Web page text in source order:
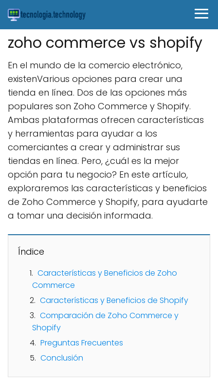
zoho commerce vs shopify
En el mundo de la comercio electrónico,
existenVarious opciones para crear una
tienda en línea. Dos de las opciones más
populares son Zoho Commerce y Shopify.
Ambas plataformas ofrecen características
y herramientas para ayudar a los
comerciantes a crear y administrar sus
tiendas en línea. Pero, ¿cuál es la mejor
opción para tu negocio? En este artículo,
exploraremos las características y beneficios
de Zoho Commerce y Shopify, para ayudarte
a tomar una decisión informada.
Índice
Características y Beneficios de Zoho
Commerce
Características y Beneficios de Shopify
Comparación de Zoho Commerce y
Shopify
Preguntas Frecuentes
Conclusión